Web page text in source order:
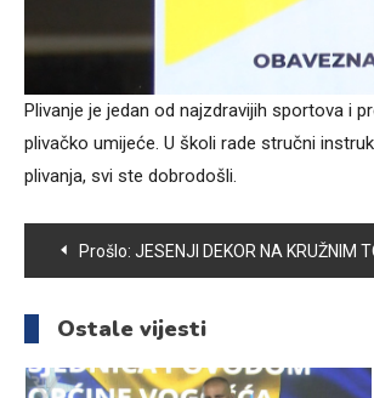
Plivanje je jedan od najzdravijih sportova i
plivačko umijeće. U školi rade stručni
plivanja, svi ste dobrodošli.
Navigacija
članaka
Prošlo: JESENJI DEKOR NA KRUŽNIM
Ostale vijesti